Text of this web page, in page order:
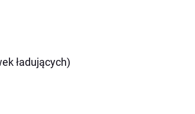
ładujących)